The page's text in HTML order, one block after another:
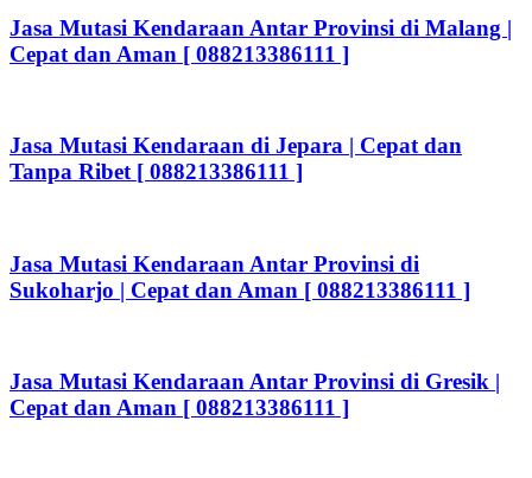
Jasa Mutasi Kendaraan Antar Provinsi di Malang |
Cepat dan Aman [ 088213386111 ]
Jasa Mutasi Kendaraan di Jepara | Cepat dan
Tanpa Ribet [ 088213386111 ]
Jasa Mutasi Kendaraan Antar Provinsi di
Sukoharjo | Cepat dan Aman [ 088213386111 ]
Jasa Mutasi Kendaraan Antar Provinsi di Gresik |
Cepat dan Aman [ 088213386111 ]